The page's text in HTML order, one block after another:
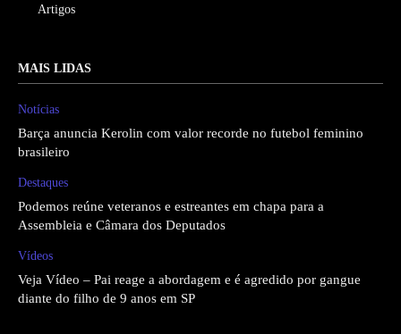
Artigos
MAIS LIDAS
Notícias
Barça anuncia Kerolin com valor recorde no futebol feminino
brasileiro
Destaques
Podemos reúne veteranos e estreantes em chapa para a
Assembleia e Câmara dos Deputados
Vídeos
Veja Vídeo – Pai reage a abordagem e é agredido por gangue
diante do filho de 9 anos em SP